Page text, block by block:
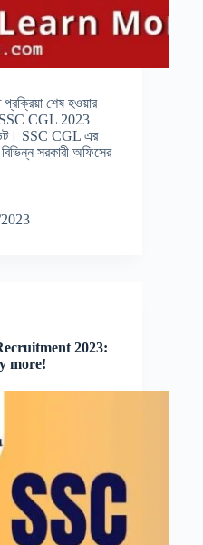
শেষ হওয়ার
SSC CGL 2023
SSC CGL এর
সরকারী অফিসের
2023:
more!